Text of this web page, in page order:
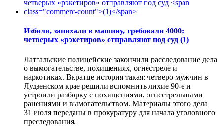
Избили, запихали в машину, требовали 4000:
четверых «рэкетиров» отправляют под суд (1)
Латгальские полицейские закончили расследование дела
о вымогательстве, похищениях, огнестреле и
наркотиках. Вкратце история такая: четверо мужчин в
Лудзенском крае решили вспомнить лихие 90-е и
устроили разборку с похищениями, огнестрельными
ранениями и вымогательством. Материалы этого дела
31 июля переданы в прокуратуру для начала уголовного
преследования.